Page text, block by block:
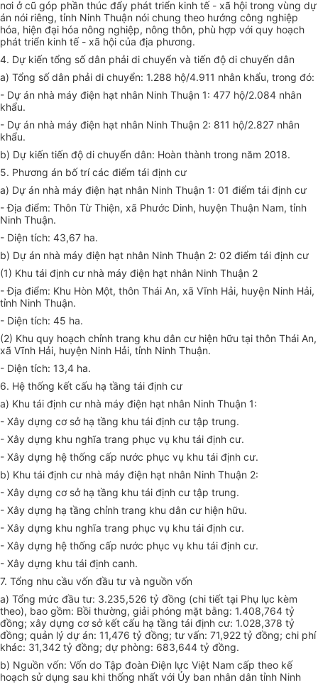
nơi ở cũ góp phần thúc đẩy phát triển kinh tế - xã hội trong vùng dự
án nói riêng, tỉnh Ninh Thuận nói chung theo hướng công nghiệp
hóa, hiện đại hóa nông nghiệp, nông thôn, phù hợp với quy hoạch
phát triển kinh tế - xã hội của địa phương.
4. Dự kiến tổng số dân phải di chuyển và tiến độ di chuyển dân
a) Tổng số dân phải di chuyển: 1.288 hộ/4.911 nhân khẩu, trong đó:
- Dự án nhà máy điện hạt nhân Ninh Thuận 1: 477 hộ/2.084 nhân
khẩu.
- Dự án nhà máy điện hạt nhân Ninh Thuận 2: 811 hộ/2.827 nhân
khẩu.
b) Dự kiến tiến độ di chuyển dân: Hoàn thành trong năm 2018.
5. Phương án bố trí các điểm tái định cư
a) Dự án nhà máy điện hạt nhân Ninh Thuận 1: 01 điểm tái định cư
- Địa điểm: Thôn Từ Thiện, xã Phước Dinh, huyện Thuận Nam, tỉnh
Ninh Thuận.
- Diện tích: 43,67 ha.
b) Dự án nhà máy điện hạt nhân Ninh Thuận 2: 02 điểm tái định cư
(1) Khu tái định cư nhà máy điện hạt nhân Ninh Thuận 2
- Địa điểm: Khu Hòn Một, thôn Thái An, xã Vĩnh Hải, huyện Ninh Hải,
tỉnh Ninh Thuận.
- Diện tích: 45 ha.
(2) Khu quy hoạch chỉnh trang khu dân cư hiện hữu tại thôn Thái An,
xã Vĩnh Hải, huyện Ninh Hải, tỉnh Ninh Thuận.
- Diện tích: 13,4 ha.
6. Hệ thống kết cấu hạ tầng tái định cư
a) Khu tái định cư nhà máy điện hạt nhân Ninh Thuận 1:
- Xây dựng cơ sở hạ tầng khu tái định cư tập trung.
- Xây dựng khu nghĩa trang phục vụ khu tái định cư.
- Xây dựng hệ thống cấp nước phục vụ khu tái định cư.
b) Khu tái định cư nhà máy điện hạt nhân Ninh Thuận 2:
- Xây dựng cơ sở hạ tầng khu tái định cư tập trung.
- Xây dựng hạ tầng chỉnh trang khu dân cư hiện hữu.
- Xây dựng khu nghĩa trang phục vụ khu tái định cư.
- Xây dựng hệ thống cấp nước phục vụ khu tái định cư.
- Xây dựng khu tái định canh.
7. Tổng nhu cầu vốn đầu tư và nguồn vốn
a) Tổng mức đầu tư: 3.235,526 tỷ đồng (chi tiết tại Phụ lục kèm
theo), bao gồm: Bồi thường, giải phóng mặt bằng: 1.408,764 tỷ
đồng; xây dựng cơ sở kết cấu hạ tầng tái định cư: 1.028,378 tỷ
đồng; quản lý dự án: 11,476 tỷ đồng; tư vấn: 71,922 tỷ đồng; chi phí
khác: 31,342 tỷ đồng; dự phòng: 683,644 tỷ đồng.
b) Nguồn vốn: Vốn do Tập đoàn Điện lực Việt Nam cấp theo kế
hoạch sử dụng sau khi thống nhất với Ủy ban nhân dân tỉnh Ninh